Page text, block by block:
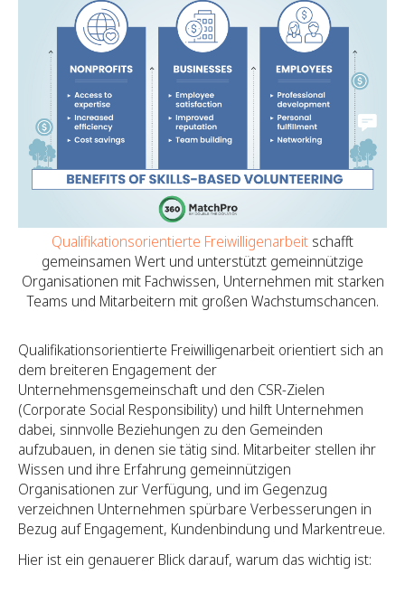
Qualifikationsorientierte Freiwilligenarbeit schafft
gemeinsamen Wert und unterstützt gemeinnützige
Organisationen mit Fachwissen, Unternehmen mit starken
Teams und Mitarbeitern mit großen Wachstumschancen.
Qualifikationsorientierte Freiwilligenarbeit orientiert sich an
dem breiteren Engagement der
Unternehmensgemeinschaft und den CSR-Zielen
(Corporate Social Responsibility) und hilft Unternehmen
dabei, sinnvolle Beziehungen zu den Gemeinden
aufzubauen, in denen sie tätig sind. Mitarbeiter stellen ihr
Wissen und ihre Erfahrung gemeinnützigen
Organisationen zur Verfügung, und im Gegenzug
verzeichnen Unternehmen spürbare Verbesserungen in
Bezug auf Engagement, Kundenbindung und Markentreue.
Hier ist ein genauerer Blick darauf, warum das wichtig ist: